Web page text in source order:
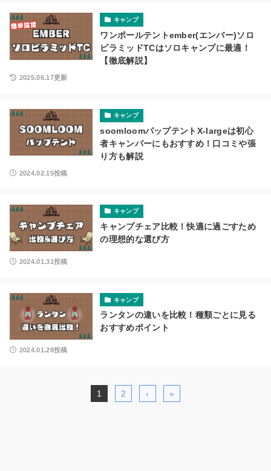
キャンプ
ワンポールテントember(エンバー)ソロ
ピラミッドTCはソロキャンプに最適！
【徹底解説】
2025.06.17更新
キャンプ
soomloomパップテントX-largeは初心
者キャンパーにもおすすめ！口コミや張
り方も解説
2024.02.15投稿
キャンプ
キャンプチェア比較！快適に過ごすため
の理想的な選び方
2024.01.31投稿
キャンプ
ランタンの違いを比較！種類ごとに見る
おすすめポイント
2024.01.28投稿
1 2 › »